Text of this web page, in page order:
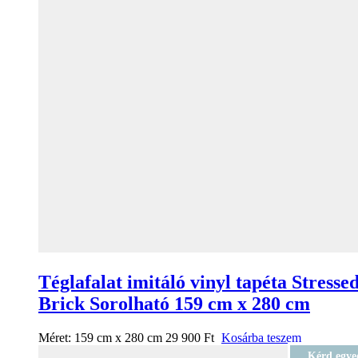
Téglafalat imitáló vinyl tapéta
Brick Sorolható 159 cm x 280 cm
Méret: 159 cm x 280 cm 29 900 Ft Kosárba teszem